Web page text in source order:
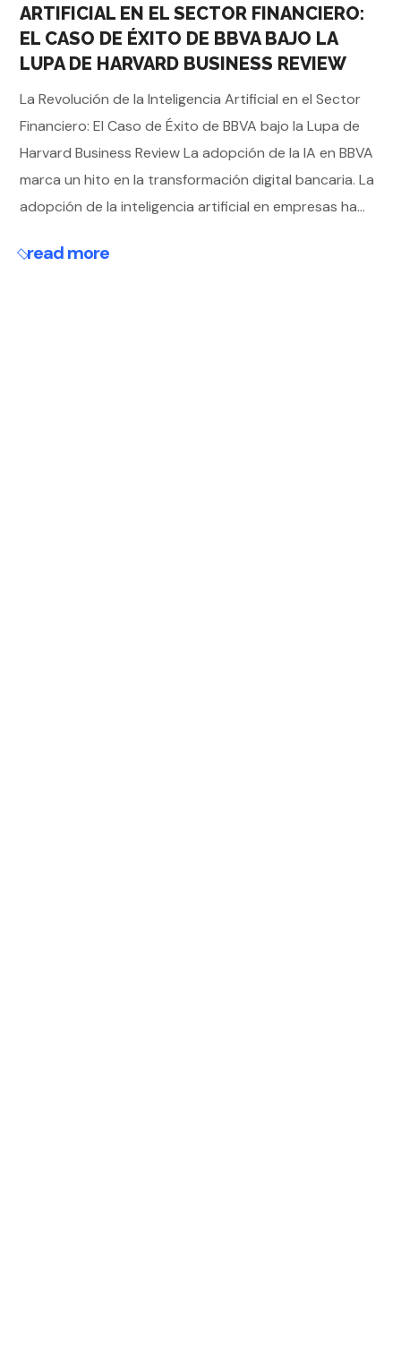
ARTIFICIAL EN EL SECTOR FINANCIERO:
EL CASO DE ÉXITO DE BBVA BAJO LA
LUPA DE HARVARD BUSINESS REVIEW
La Revolución de la Inteligencia Artificial en el Sector
Financiero: El Caso de Éxito de BBVA bajo la Lupa de
Harvard Business Review La adopción de la IA en BBVA
marca un hito en la transformación digital bancaria. La
adopción de la inteligencia artificial en empresas ha...
read more